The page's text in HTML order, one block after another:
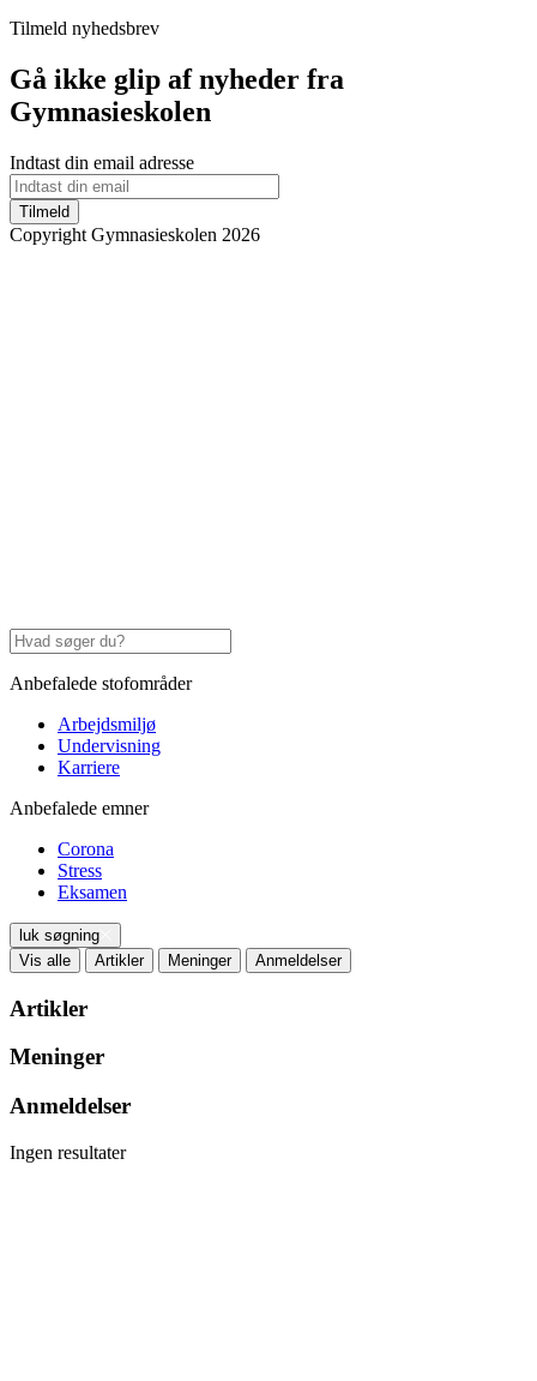
Tilmeld nyhedsbrev
Gå ikke glip af nyheder fra
Gymnasieskolen
Indtast din email adresse
Tilmeld
Copyright Gymnasieskolen 2026
Anbefalede stofområder
Arbejdsmiljø
Undervisning
Karriere
Anbefalede emner
Corona
Stress
Eksamen
luk søgning
Vis alle
Artikler Meninger Anmeldelser
Artikler
Meninger
Anmeldelser
Ingen resultater